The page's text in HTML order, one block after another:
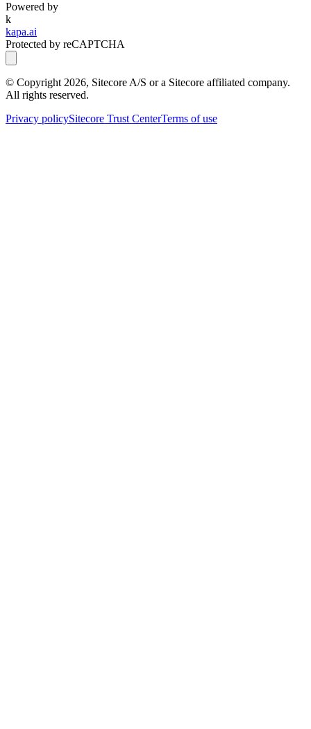
Powered by
k
kapa.ai
Protected by reCAPTCHA
© Copyright2026, Sitecore A/S or a Sitecore affiliated company.
All rights reserved.
Privacy policySitecore Trust CenterTerms of use